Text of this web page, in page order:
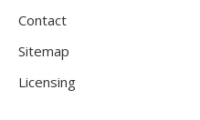
Contact
Sitemap
Licensing